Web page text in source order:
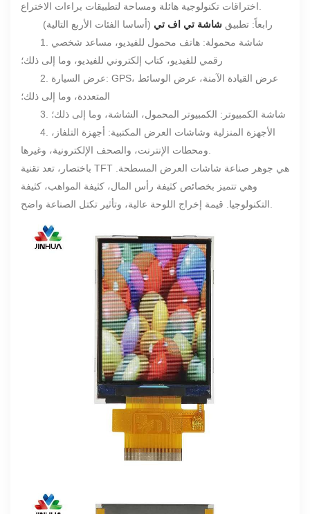
رابعاً: تطبيق شاشة تي اف تي (أساسا الفئات الأربع التالية)
1. شاشة محمولة: هاتف محمول للفيديو، مساعد شخصي
رقمي للفيديو، كتاب إلكتروني للفيديو، وما إلى ذلك؛
2. عرض السيارة: GPS، عرض القيادة الآمنة، عرض الوسائط
المتعددة، وما إلى ذلك؛
3. شاشة الكمبيوتر: الكمبيوتر المحمول، الشاشة، وما إلى ذلك؛
4. الأجهزة المنزلية وشاشات العرض المكتبية: أجهزة التلفاز،
باختصار، تعد تقنية TFT هي جوهر صناعة شاشات العرض المسطحة.
وهي تتميز بخصائص كثيفة رأس المال، كثيفة المواهب، كثيفة